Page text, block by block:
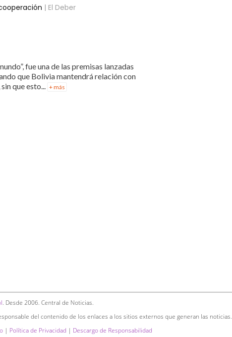
| El Deber
fue una de las premisas lanzadas
que Bolivia mantendrá relación con
que esto...
+ más
. Desde 2006. Central de Noticias.
del contenido de los enlaces a los sitios externos que generan las noticias.
| Política de Privacidad | Descargo de Responsabilidad